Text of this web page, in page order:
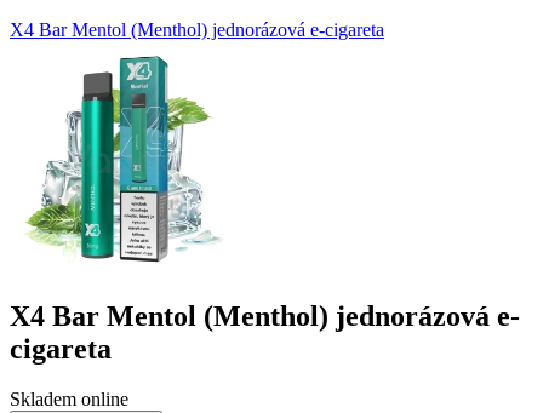
X4 Bar Mentol (Menthol) jednorázová e-cigareta
X4 Bar Mentol (Menthol) jednorázová e-
cigareta
Skladem online